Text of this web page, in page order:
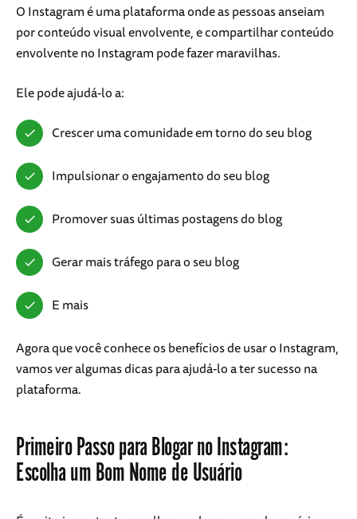
O Instagram é uma plataforma onde as pessoas anseiam
por conteúdo visual envolvente, e compartilhar conteúdo
envolvente no Instagram pode fazer maravilhas.
Ele pode ajudá-lo a:
Crescer uma comunidade em torno do seu blog
Impulsionar o engajamento do seu blog
Promover suas últimas postagens do blog
Gerar mais tráfego para o seu blog
E mais
Agora que você conhece os benefícios de usar o Instagram,
vamos ver algumas dicas para ajudá-lo a ter sucesso na
plataforma.
Primeiro Passo para Blogar no Instagram:
Escolha um Bom Nome de Usuário